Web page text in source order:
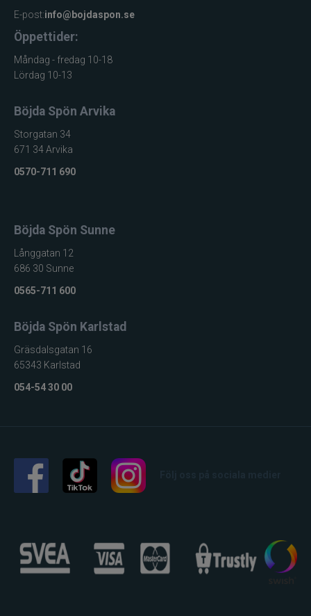
E-post:info@bojdaspon.se
Öppettider:
Måndag - fredag 10-18
Lördag 10-13
Böjda Spön Arvika
Storgatan 34
671 34 Arvika
0570-711 690
Böjda Spön Sunne
Långgatan 12
686 30 Sunne
0565-711 600
Böjda Spön Karlstad
Gräsdalsgatan 16
65343 Karlstad
054-54 30 00